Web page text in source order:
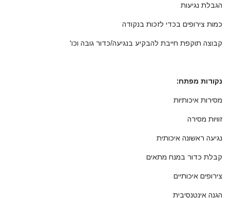
הגבלת נגיעות
כמות צירופים בכדי לזכות בנקודה
קבוצה תוקפת חייבת להבקיע בנגיעה/כדור גובה וכו'
נקודות מפתח:
מסירות איכותיות
זוויות מסירה
נגיעה ראשונה איכותית
קבלת כדור במנח מתאים
צירופים איכותיים
הגנה אינטנסיבית